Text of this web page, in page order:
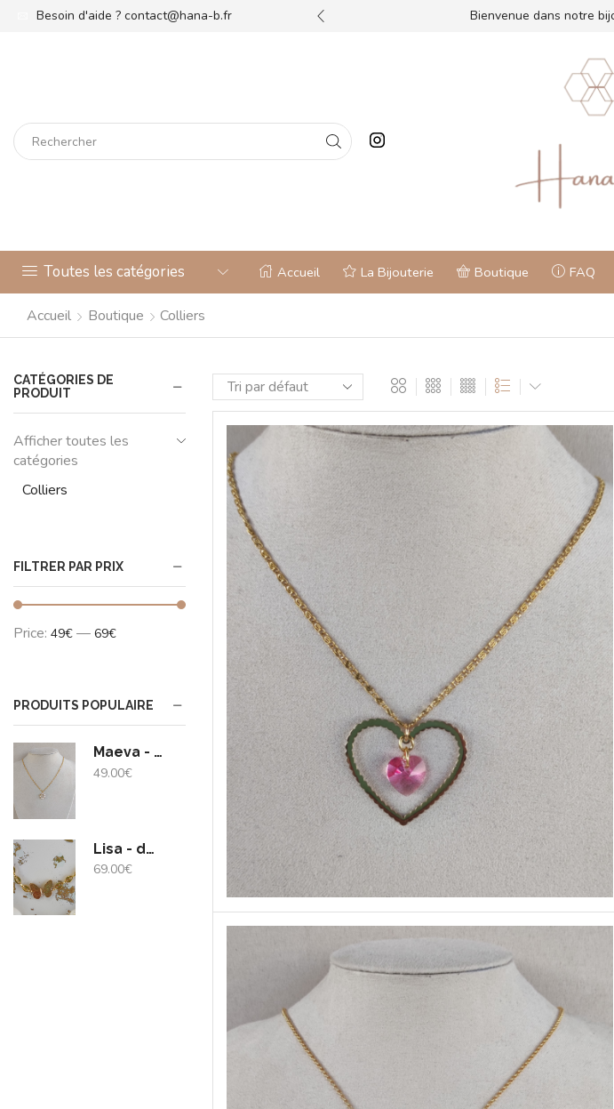
Besoin d'aide ? contact@hana-b.fr
bijouterie ! Découvrez Bienvenue dans notre
Toutes les catégories Accueil La Bijouterie Boutique FAQ
Accueil Boutique Colliers
CATÉGORIES DE
PRODUIT
Afficher toutes les
catégories
Colliers
FILTRER PAR PRIX
Price: 49€ — 69€
PRODUITS POPULAIRE
Maeva - doré - zircon
49.00€
Lisa - doré
69.00€